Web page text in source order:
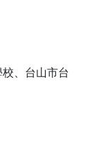
、台山市台